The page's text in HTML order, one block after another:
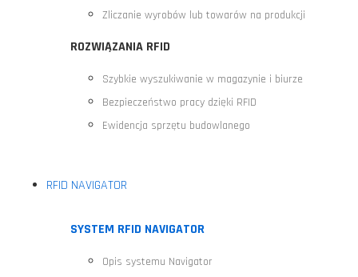
Zliczanie wyrobów lub towarów na produkcji
ROZWIĄZANIA RFID
Szybkie wyszukiwanie w magazynie i biurze
Bezpieczeństwo pracy dzięki RFID
Ewidencja sprzętu budowlanego
RFID NAVIGATOR
SYSTEM RFID NAVIGATOR
Opis systemu Navigator